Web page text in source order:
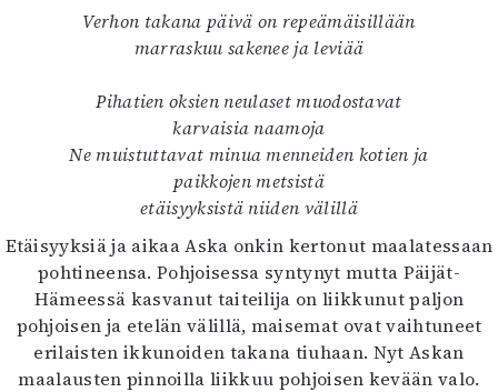
Verhon takana päivä on repeämäisillään
marraskuu sakenee ja leviää
Pihatien oksien neulaset muodostavat
karvaisia naamoja
Ne muistuttavat minua menneiden kotien ja
paikkojen metsistä
etäisyyksistä niiden välillä
Etäisyyksiä ja aikaa Aska onkin kertonut maalatessaan
pohtineensa. Pohjoisessa syntynyt mutta Päijät-
Hämeessä kasvanut taiteilija on liikkunut paljon
pohjoisen ja etelän välillä, maisemat ovat vaihtuneet
erilaisten ikkunoiden takana tiuhaan. Nyt Askan
maalausten pinnoilla liikkuu pohjoisen kevään valo.